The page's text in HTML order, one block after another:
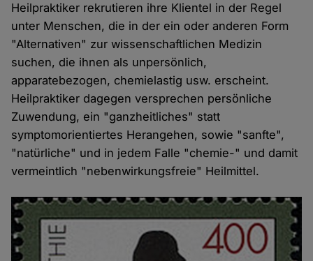
Heilpraktiker rekrutieren ihre Klientel in der Regel
unter Menschen, die in der ein oder anderen Form
"Alternativen" zur wissenschaftlichen Medizin
suchen, die ihnen als unpersönlich,
apparatebezogen, chemielastig usw. erscheint.
Heilpraktiker dagegen versprechen persönliche
Zuwendung, ein "ganzheitliches" statt
symptomorientiertes Herangehen, sowie "sanfte",
"natürliche" und in jedem Falle "chemie-" und damit
vermeintlich "nebenwirkungsfreie" Heilmittel.